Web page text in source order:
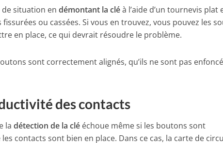
de situation endémontant la cléà l’aide d’un tournevis plat
ou cassées. Si vous en trouvez, vous pouvez les
en place, ce qui devrait résoudre le problème.
sont correctement alignés, qu’ils ne sont pas
des contacts
ladétection de la clé échoue même si les boutons sont
contacts sont bien en place. Dans ce cas, la carte de